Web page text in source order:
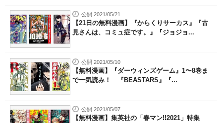
公開 2021/05/21
【21日の無料漫画】『からくりサーカス』『古
見さんは、コミュ症です。』『ジョジョ...
公開 2021/05/10
【無料漫画】『ダーウィンズゲーム』1〜8巻ま
で一気読み！ 『BEASTARS』『...
公開 2021/05/07
【無料漫画】集英社の「春マン!!2021」特集